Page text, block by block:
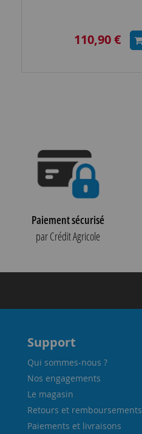
110,90 €
Paiement sécurisé
par Crédit Agricole
Support
Qui sommes-nous ?
Nos engagements
Le magasin
Retours et remboursements
Paiements et livraisons